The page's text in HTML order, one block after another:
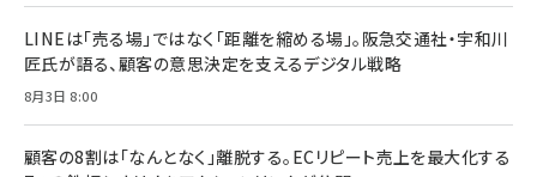
￥2,200
組織の成果を最大化する ルールのデザイン
￥1,980
Amazonランキングをもっと見る
LINEは「売る場」ではなく「距離を縮める場」。阪急交通社・宇和川
匠氏が語る、顧客の意思決定を支えるデジタル戦略
8月3日 8:00
顧客の8割は「なんとなく」離脱する。ECリピート売上を最大化する